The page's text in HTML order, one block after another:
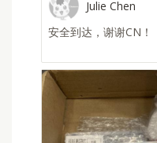
yi